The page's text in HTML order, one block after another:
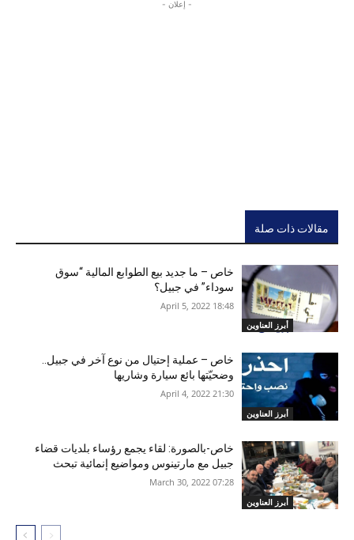
- إعلان -
مقالات ذات صلة
أبرز العناوين
خاص – ما جديد بيع الطوابع المالية “سوق
سوداء” في جبيل؟
18:48 2022 ,April 5
أبرز العناوين
خاص – عملية إحتيال من نوع آخر في جبيل..
وضحيّتها بائع سيارة وشاريها
21:30 2022 ,April 4
أبرز العناوين
خاص-بالصورة: لقاء يجمع رؤساء بلديات قضاء
جبيل مع مارتينوس ومواضيع إنمائية تبحث
07:28 2022 ,March 30